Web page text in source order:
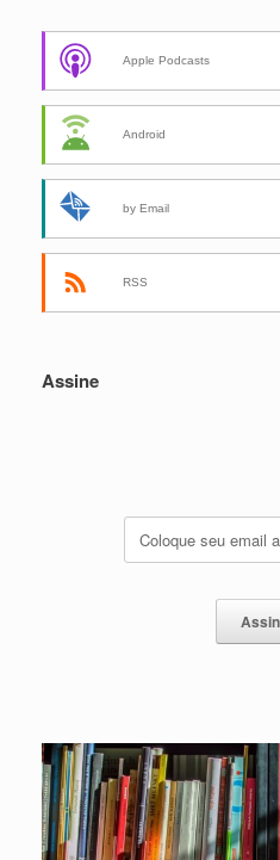
Apple Podcasts
Android
by Email
RSS
Assine